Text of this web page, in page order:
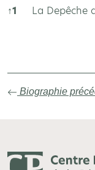
↑1 La Depêche
Biographie